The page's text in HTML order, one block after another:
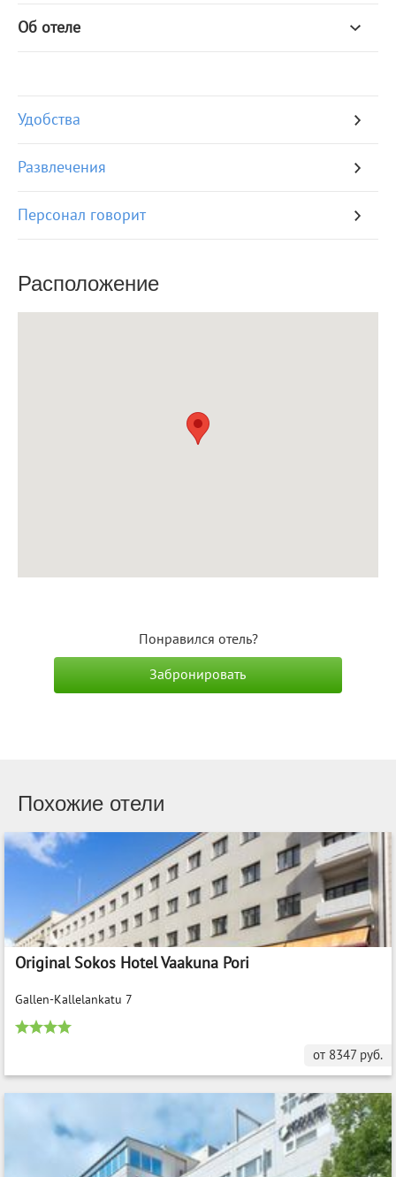
Об отеле
Удобства
Развлечения
Персонал говорит
Расположение
Понравился отель?
Забронировать
Похожие отели
Original Sokos Hotel Vaakuna Pori
Gallen-Kallelankatu 7
от 8347 руб.